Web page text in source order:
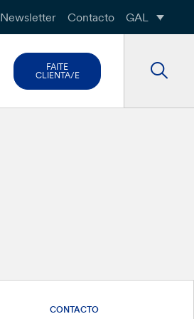
Newsletter Contacto GAL
FAITE
CLIENTA/E
CONTACTO